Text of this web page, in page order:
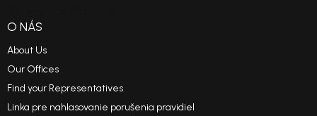
O NÁS
About Us
Our Offices
Find your Representatives
Linka pre nahlasovanie porušenia pravidiel